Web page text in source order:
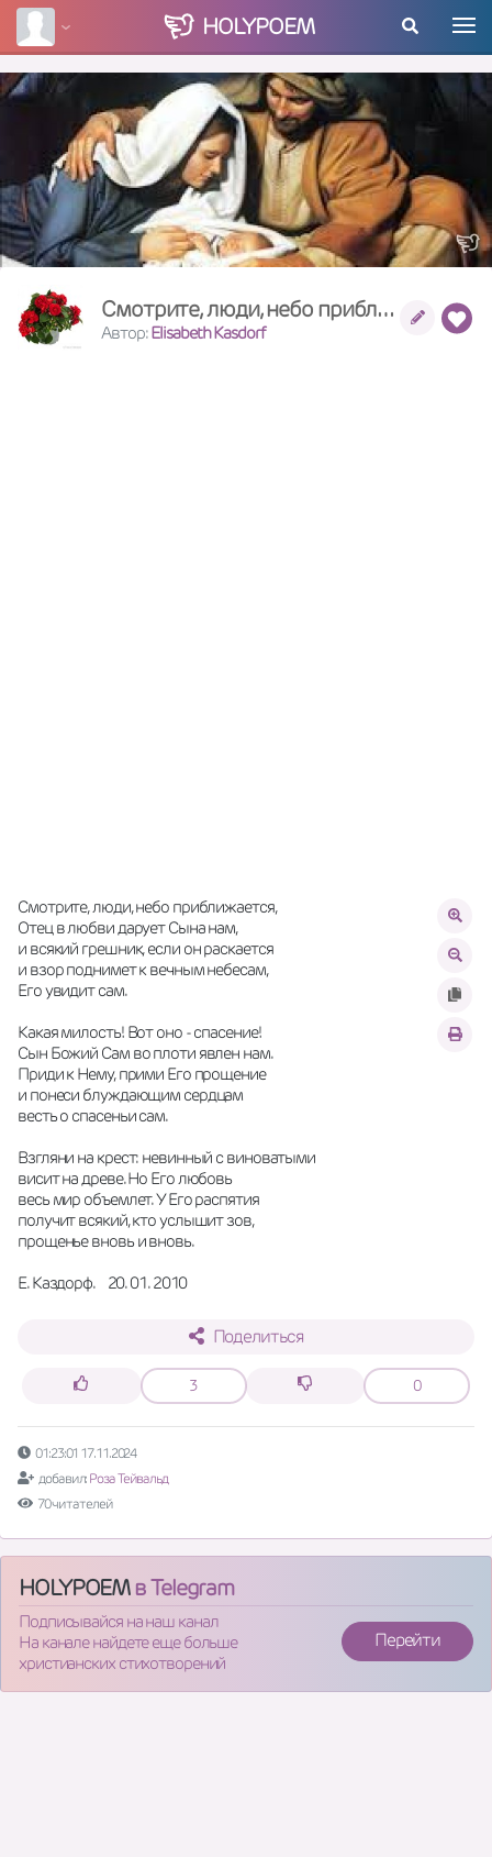
HOLYPOEM
Смотрите, люди, небо приближается.
Автор:Elisabeth Kasdorf
Смотрите, люди, небо приближается,
Отeц в любви дарует Сына нам,
и всякий грешник, если он раскается
и взор поднимет к вечным небесам,
Его увидит сам.
Какая милость! Вот оно - спасение!
Сын Божий Сам во плоти явлен нам.
Приди к Нему, прими Его прощение
и понеси блуждающим сердцам
весть о спасеньи сам.
Взгляни на крест: невинный с виноватыми
висит на древе. Но Его любовь
весь мир объемлет. У Его распятия
получит всякий, кто услышит зов,
прощенье вновь и вновь.
Е. Каздорф.    20. 01. 2010
Поделиться
3 0
01:23:01 17.11.2024
добавил: Роза Тейвальд
70 читателей
HOLYPOEMв Telegram
Подписывайся на наш канал
На канале найдете еще больше
христианских стихотворений
Перейти